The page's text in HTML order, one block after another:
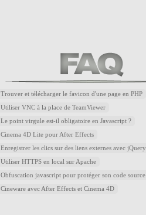
Trouver et télécharger le favicon d'une page en PHP
Utiliser VNC à la place de TeamViewer
Le point virgule est-il obligatoire en Javascript ?
Cinema 4D Lite pour After Effects
Enregistrer les clics sur des liens externes avec jQuery
Utiliser HTTPS en local sur Apache
Obfuscation javascript pour protéger son code source
Cineware avec After Effects et Cinema 4D